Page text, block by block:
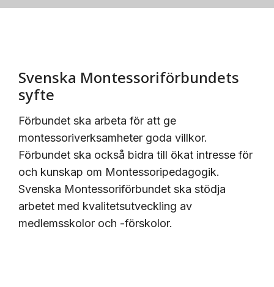
Svenska Montessoriförbundets
syfte
Förbundet ska arbeta för att ge
montessoriverksamheter goda villkor.
Förbundet ska också bidra till ökat intresse för
och kunskap om Montessoripedagogik.
Svenska Montessoriförbundet ska stödja
arbetet med kvalitetsutveckling av
medlemsskolor och -förskolor.